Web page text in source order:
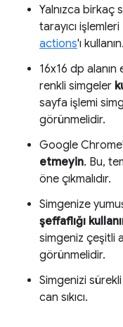
Yalnızca birkaç
tarayıcı işlemleri
actions'ı kullanın.
16x16 dp alanın
renkli simgeler
sayfa işlemi
görünmelidir.
Google
etmeyin. Bu,
öne çıkmalıdır.
Simgenize
şeffaflığı
simgeniz çeşitli
görünmelidir.
Simgenizi
can sıkıcı.